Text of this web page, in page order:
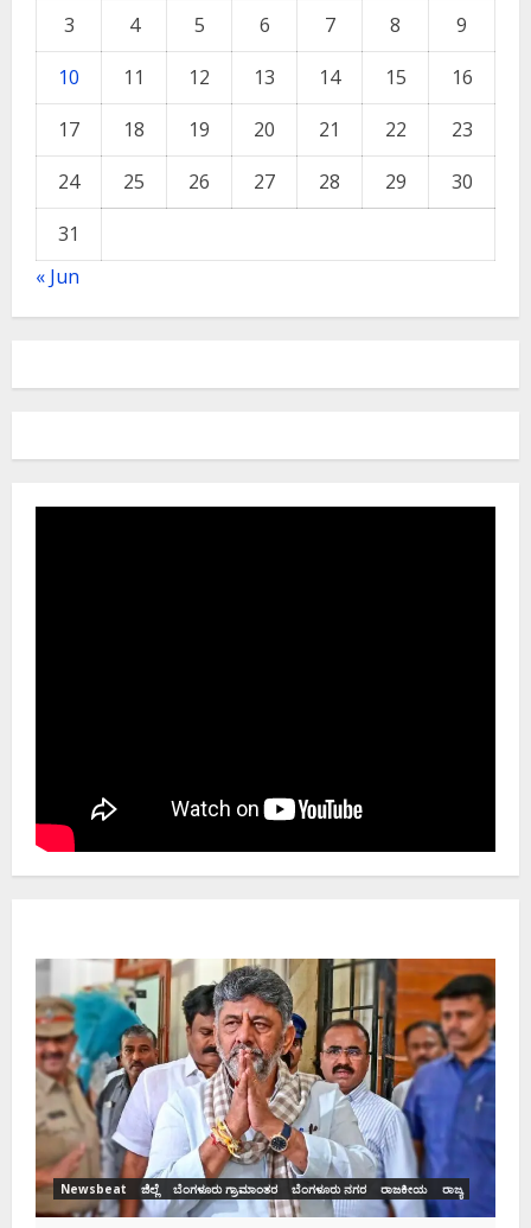
3
4 5 6 7 8
9
10
11 12 13 14 15
16
17
18 19 20 21 22
23
24
25 26 27 28 29
30
31
« Jun
Newsbeat ಜಿಲ್ಲೆ ರಾಜಕೀಯ ರಾಜ್ಯ
ಡಿಕೆಶಿ ಜತೆ 14 ಮಂದಿ ಪ್ರಮಾಣವಚನ ಸಾಧ್ಯತೆ.. ಇಲ್ಲಿದೆ
ಸಂಭಾವ್ಯ ಸಚಿವರ ಫೈನಲ್ ಲಿಸ್ಟ್‌!
Ashwaveega June 3, 2026 0